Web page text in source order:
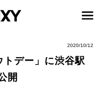
2020/10/12
デー」に渋谷駅
開